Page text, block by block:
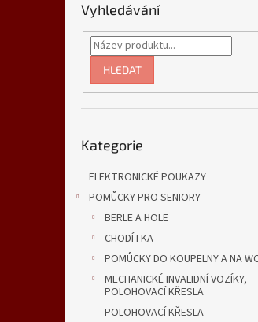
Vyhledávání
HLEDAT
kategorie
Kategorie
ELEKTRONICKÉ POUKAZY
POMŮCKY PRO SENIORY
BERLE A HOLE
CHODÍTKA
POMŮCKY DO KOUPELNY A NA
MECHANICKÉ INVALIDNÍ VOZÍKY,
POLOHOVACÍ KŘESLA
POLOHOVACÍ KŘESLA